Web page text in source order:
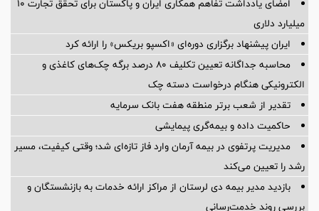
امضای یادداشت تفاهم همکاری ایران و پاکستان برای تحقق تجارت ۱۰
میلیارد دلاری
ایران پیشنهاد برگزاری دوره‌ای «اکسپو بریکس» را ارائه کرد
محاسبه جداگانه تعیین تکلیف 80 درصد برگه چک‌های کاغذی و
الکترونیکی هنگام درخواست دسته چک
تقدیر از شعب برتر منطقه هفت بانک سرمایه
حاکمیت داده و بیمه‌گری پیمایشی
مدیریت پرتفوی در بیمه آرمان وارد فاز تازه‌ای شد؛ وقتی کیفیت، مسیر
رشد را تعیین می‌کند
بازدید مدیر بیمه دی لرستان از مراکز ارائه خدمات به بازنشستگان و
بررسی روند خدمت‌رسانی